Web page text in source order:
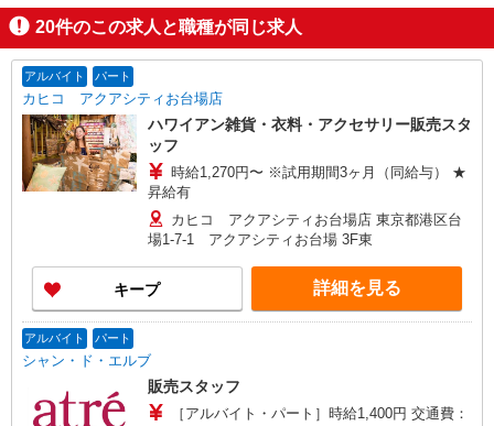
20件のこの求人と職種が同じ求人
アルバイト パート
カヒコ アクアシティお台場店
ハワイアン雑貨・衣料・アクセサリー販売スタ
ッフ
時給1,270円〜 ※試用期間3ヶ月（同給与） ★
昇給有
カヒコ アクアシティお台場店 東京都港区台
場1-7-1 アクアシティお台場 3F東
キープ 詳細を見る
アルバイト パート
シャン・ド・エルブ
販売スタッフ
［アルバイト・パート］時給1,400円 交通費：